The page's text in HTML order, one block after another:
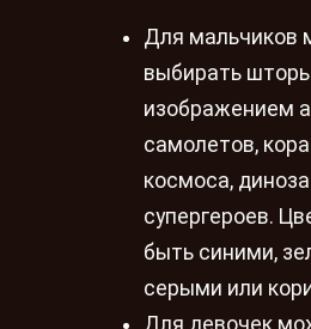
Для мальчиков
выбирать
изображением
самолетов,
космоса,
супергероев.
быть синими,
серыми или